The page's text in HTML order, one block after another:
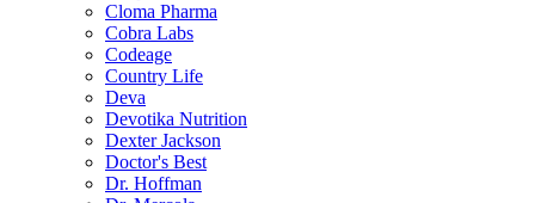
Cloma Pharma
Cobra Labs
Codeage
Country Life
Deva
Devotika Nutrition
Dexter Jackson
Doctor's Best
Dr. Hoffman